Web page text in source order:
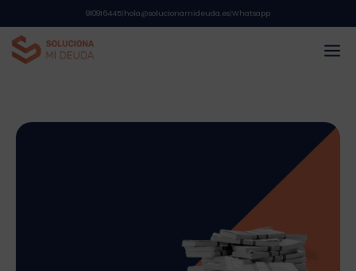
al
contenido
910916445|hola@solucionamideuda.es|Whatsapp